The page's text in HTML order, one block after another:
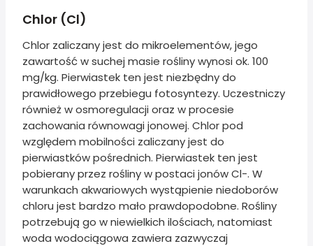
Chlor (Cl)
Chlor zaliczany jest do mikroelementów, jego
zawartość w suchej masie rośliny wynosi ok. 100
mg/kg. Pierwiastek ten jest niezbędny do
prawidłowego przebiegu fotosyntezy. Uczestniczy
również w osmoregulacji oraz w procesie
zachowania równowagi jonowej. Chlor pod
względem mobilności zaliczany jest do
pierwiastków pośrednich. Pierwiastek ten jest
pobierany przez rośliny w postaci jonów Cl-. W
warunkach akwariowych wystąpienie niedoborów
chloru jest bardzo mało prawdopodobne. Rośliny
potrzebują go w niewielkich ilościach, natomiast
woda wodociągowa zawiera zazwyczaj